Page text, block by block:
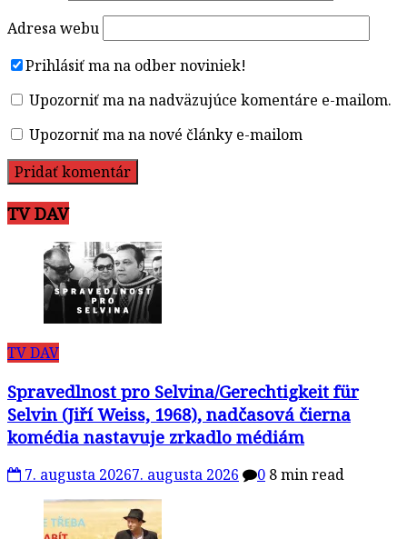
Adresa webu
Prihlásiť ma na odber noviniek!
Upozorniť ma na nadväzujúce komentáre e-mailom.
Upozorniť ma na nové články e-mailom
TV DAV
TV DAV
Spravedlnost pro Selvina/Gerechtigkeit für
Selvin (Jiří Weiss, 1968), nadčasová čierna
komédia nastavuje zrkadlo médiám
7. augusta 20267. augusta 2026 0 8 min read